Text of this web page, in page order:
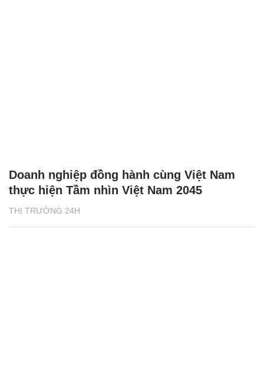
THỊ TRƯỜNG 24H
Doanh nghiệp đồng hành cùng Việt Nam
thực hiện Tầm nhìn Việt Nam 2045